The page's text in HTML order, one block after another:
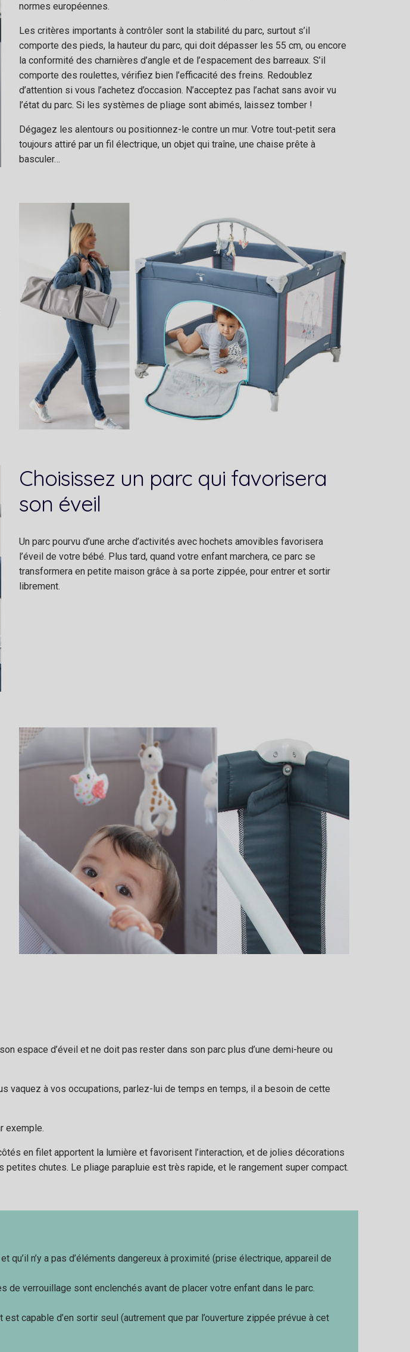
normes européennes.
Les critères importants à contrôler sont la stabilité du parc, surtout s’il
comporte des pieds, la hauteur du parc, qui doit dépasser les 55 cm, ou encore
la conformité des charnières d’angle et de l’espacement des barreaux. S’il
comporte des roulettes, vérifiez bien l’efficacité des freins. Redoublez
d’attention si vous l’achetez d’occasion. N’acceptez pas l’achat sans avoir vu
l’état du parc. Si les systèmes de pliage sont abimés, laissez tomber !
Dégagez les alentours ou positionnez-le contre un mur. Votre tout-petit sera
toujours attiré par un fil électrique, un objet qui traîne, une chaise prête à
basculer…
Choisissez un parc qui favorisera
son éveil
Un parc pourvu d’une arche d’activités avec hochets amovibles favorisera
l’éveil de votre bébé. Plus tard, quand votre enfant marchera, ce parc se
transformera en petite maison grâce à sa porte zippée, pour entrer et sortir
librement.
espace d’éveil et ne doit pas rester dans son parc plus d’une demi-heure ou
vaquez à vos occupations, parlez-lui de temps en temps, il a besoin de cette
exemple.
en filet apportent la lumière et favorisent l’interaction, et de jolies décorations
petites chutes. Le pliage parapluie est très rapide, et le rangement super compact.
n’y a pas d’éléments dangereux à proximité (prise électrique, appareil de
verrouillage sont enclenchés avant de placer votre enfant dans le parc.
capable d’en sortir seul (autrement que par l’ouverture zippée prévue à cet